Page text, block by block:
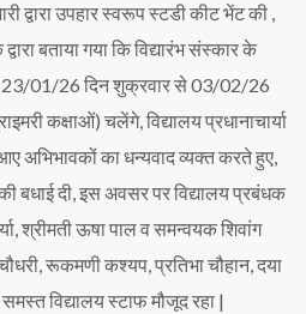
द्वारा उपहार स्वरूप स्टडी कीट भेंट की ,
बताया गया कि विद्यारंभ संस्कार के
23/01/26 दिन शुक्रवार से 03/02/26
कक्षाओं) चलेंगे, विद्यालय प्रधानाचार्या
अभिभावकों का धन्यवाद व्यक्त करते हुए,
बधाई दी, इस अवसर पर विद्यालय प्रबंधक
श्रीमती ऊषा पाल व समन्वयक शिवांग
रूकमणी कश्यप, प्रतिभा चौहान, दया
समस्त विद्यालय स्टाफ मौजूद रहा |